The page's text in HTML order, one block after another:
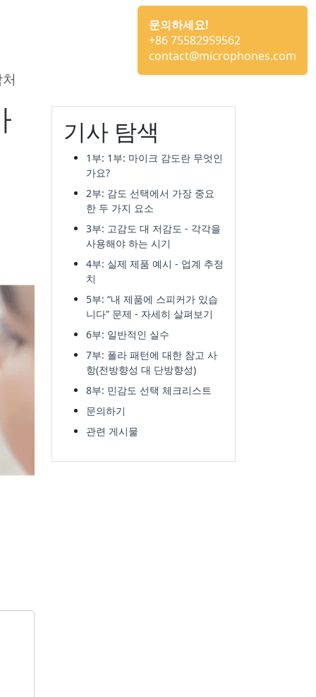
문의하세요!
+86 75582959562
contact@microphones.com
기사 탐색
1부: 1부: 마이크 감도란 무엇인
가요?
2부: 감도 선택에서 가장 중요
한 두 가지 요소
3부: 고감도 대 저감도 - 각각을
사용해야 하는 시기
4부: 실제 제품 예시 - 업계 추정
치
5부: “내 제품에 스피커가 있습
니다” 문제 - 자세히 살펴보기
6부: 일반적인 실수
7부: 폴라 패턴에 대한 참고 사
항(전방향성 대 단방향성)
8부: 민감도 선택 체크리스트
문의하기
관련 게시물